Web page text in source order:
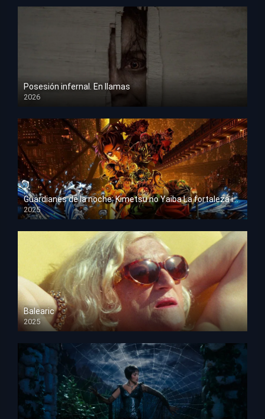
Posesión infernal. En llamas
2026
HD 1080p
Guardianes de la noche: Kimetsu no Yaiba La fortaleza infinita
2025
HD 1080p
Balearic
2025
HD 1080p